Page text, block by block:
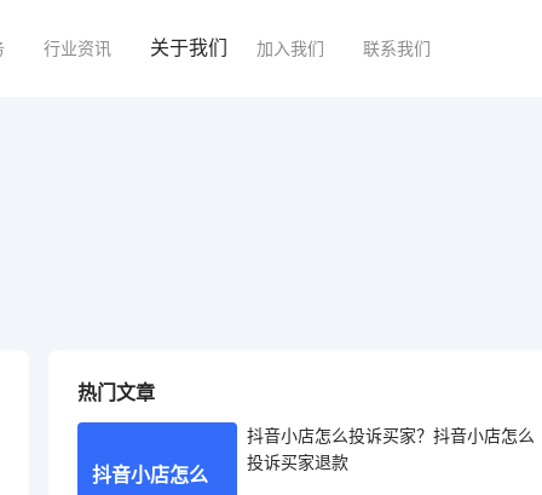
行业资讯 关于我们 加入我们 联系我们
热门文章
抖音小店怎么
抖音小店怎么投诉买家？抖音小店怎么
投诉买家退款